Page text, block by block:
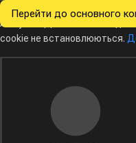
Перейти до основного
Всеукраїнські
з інформатики
Ми хочемо збирати
Analytics. Доки ви не
cookie не встановлюються.